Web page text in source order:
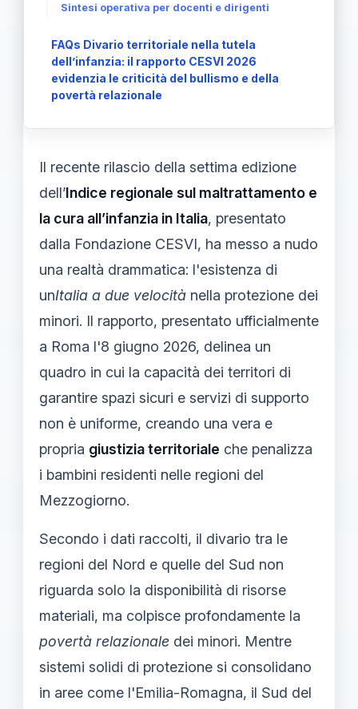
Sintesi operativa per docenti e dirigenti
FAQs Divario territoriale nella tutela
dell’infanzia: il rapporto CESVI 2026
evidenzia le criticità del bullismo e della
povertà relazionale
Il recente rilascio della settima edizione
dell’Indice regionale sul maltrattamento e
la cura all’infanzia in Italia, presentato
dalla Fondazione CESVI, ha messo a nudo
una realtà drammatica: l'esistenza di
unItalia a due velocità nella protezione dei
minori. Il rapporto, presentato ufficialmente
a Roma l'8 giugno 2026, delinea un
quadro in cui la capacità dei territori di
garantire spazi sicuri e servizi di supporto
non è uniforme, creando una vera e
propria giustizia territoriale che penalizza
i bambini residenti nelle regioni del
Mezzogiorno.
Secondo i dati raccolti, il divario tra le
regioni del Nord e quelle del Sud non
riguarda solo la disponibilità di risorse
materiali, ma colpisce profondamente la
povertà relazionale dei minori. Mentre
sistemi solidi di protezione si consolidano
in aree come l'Emilia-Romagna, il Sud del